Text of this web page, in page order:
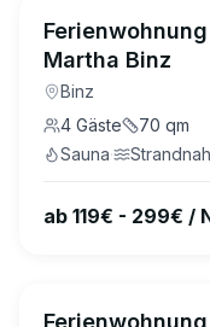
Martha Binz
Binz
4 Gäste 70 qm
Sauna· Strandnah
ab 119€ - 299€ /